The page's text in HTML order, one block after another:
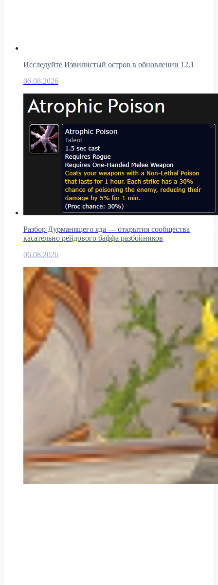
Исследуйте Извилистый остров в обновлении 12.1
06.08.2026
Разбор Дурманящего яда — открытия сообщества
касательно рейдового баффа разбойников
06.08.2026